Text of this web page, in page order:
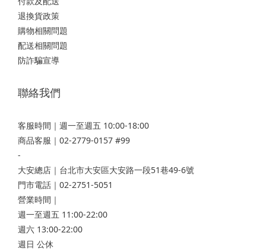
退換貨政策
購物相關問題
配送相關問題
防詐騙宣導
聯絡我們
客服時間｜週一至週五 10:00-18:00
商品客服｜02-2779-0157 #99
-
大安總店 ｜台北市大安區大安路一段51巷49-6號
門市電話｜02-2751-5051
營業時間｜
週一至週五 11:00-22:00
週六 13:00-22:00
週日 公休